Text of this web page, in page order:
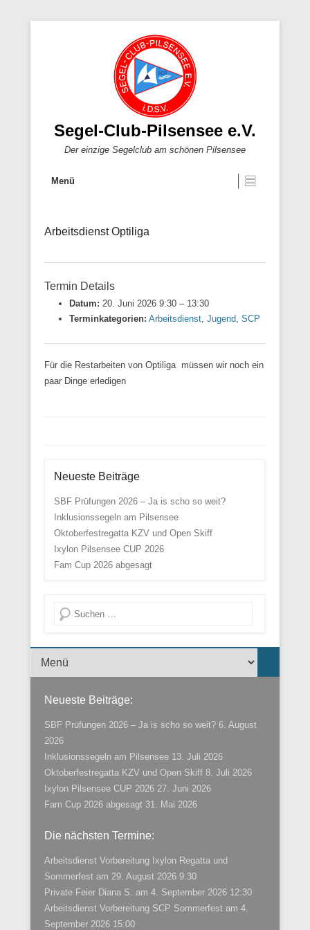
Segel-Club-Pilsensee e.V.
Der einzige Segelclub am schönen Pilsensee
Menü
Arbeitsdienst Optiliga
Termin Details
Datum: 20. Juni 2026 9:30 – 13:30
Terminkategorien: Arbeitsdienst Jugend SCP
Für die Restarbeiten von Optiliga müssen wir noch ein
paar Dinge erledigen
Neueste Beiträge
SBF Prüfungen 2026 – Ja is scho so weit?
Inklusionssegeln am Pilsensee
Oktoberfestregatta KZV und Open Skiff
Ixylon Pilsensee CUP 2026
Fam Cup 2026 abgesagt
Suche
Menü der Fußzeile
Neueste Beiträge:
SBF Prüfungen 2026 – Ja is scho so weit? 6. August
2026
Inklusionssegeln am Pilsensee 13. Juli 2026
Oktoberfestregatta KZV und Open Skiff 8. Juli 2026
Ixylon Pilsensee CUP 2026 27. Juni 2026
Fam Cup 2026 abgesagt 31. Mai 2026
Die nächsten Termine:
Arbeitsdienst Vorbereitung Ixylon Regatta und
Sommerfest am 29. August 2026 9:30
Private Feier Diana S. am 4. September 2026 12:30
Arbeitsdienst Vorbereitung SCP Sommerfest am 4.
September 2026 15:00